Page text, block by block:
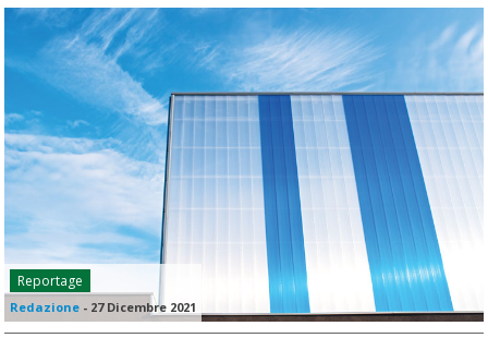
Reportage
Redazione - 27 Dicembre 2021